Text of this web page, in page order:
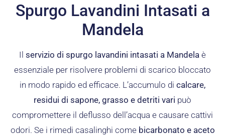
Spurgo Lavandini Intasati a
Mandela
Il servizio di spurgo lavandini intasati a Mandela è
essenziale per risolvere problemi di scarico bloccato
in modo rapido ed efficace. L’accumulo di calcare,
residui di sapone, grasso e detriti vari può
compromettere il deflusso dell’acqua e causare cattivi
odori. Se i rimedi casalinghi come bicarbonato e aceto